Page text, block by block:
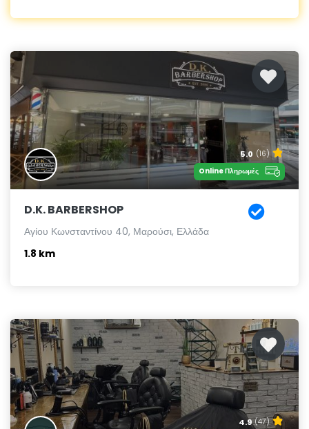
5.0 (16)
Online Πληρωμές
D.K. BARBERSHOP
Αγίου Κωνσταντίνου 40, Μαρούσι, Ελλάδα
1.8 km
4.9 (47)